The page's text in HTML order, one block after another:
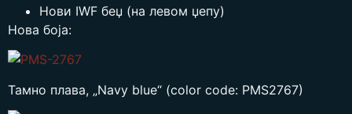
Нови IWF беџ (на левом џепу)
Нова боја:
Тамно плава, „Navy blue“ (color code: PMS2767)